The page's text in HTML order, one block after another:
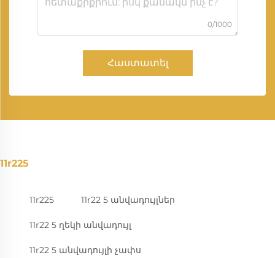
0/1000
Հաստատել
11r225
11r225 11r22 5 անվադույլներ
11r22 5 ղեկի անվադույլ
11r22 5 անվադույլի չափս